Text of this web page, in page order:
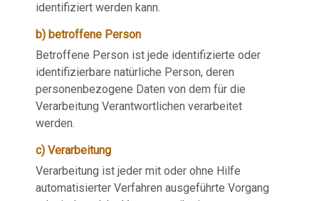
identifiziert werden kann.
b) betroffene Person
Betroffene Person ist jede identifizierte oder
identifizierbare natürliche Person, deren
personenbezogene Daten von dem für die
Verarbeitung Verantwortlichen verarbeitet
werden.
c) Verarbeitung
Verarbeitung ist jeder mit oder ohne Hilfe
automatisierter Verfahren ausgeführte Vorgang